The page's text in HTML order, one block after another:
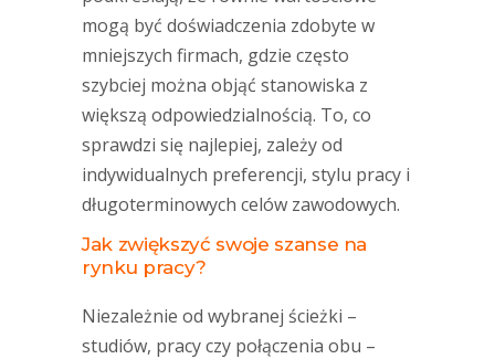
mogą być doświadczenia zdobyte w
mniejszych firmach, gdzie często
szybciej można objąć stanowiska z
większą odpowiedzialnością. To, co
sprawdzi się najlepiej, zależy od
indywidualnych preferencji, stylu pracy i
długoterminowych celów zawodowych.
Jak zwiększyć swoje szanse na
rynku pracy?
Niezależnie od wybranej ścieżki –
studiów, pracy czy połączenia obu –